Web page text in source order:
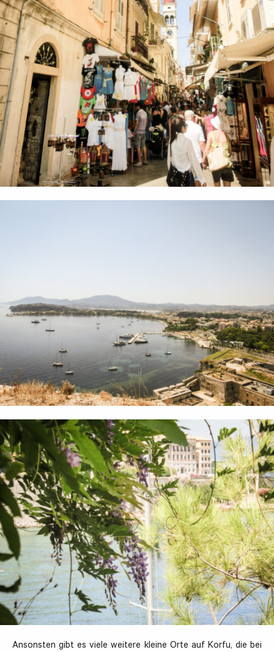
Ansonsten gibt es viele weitere kleine Orte auf Korfu, die bei